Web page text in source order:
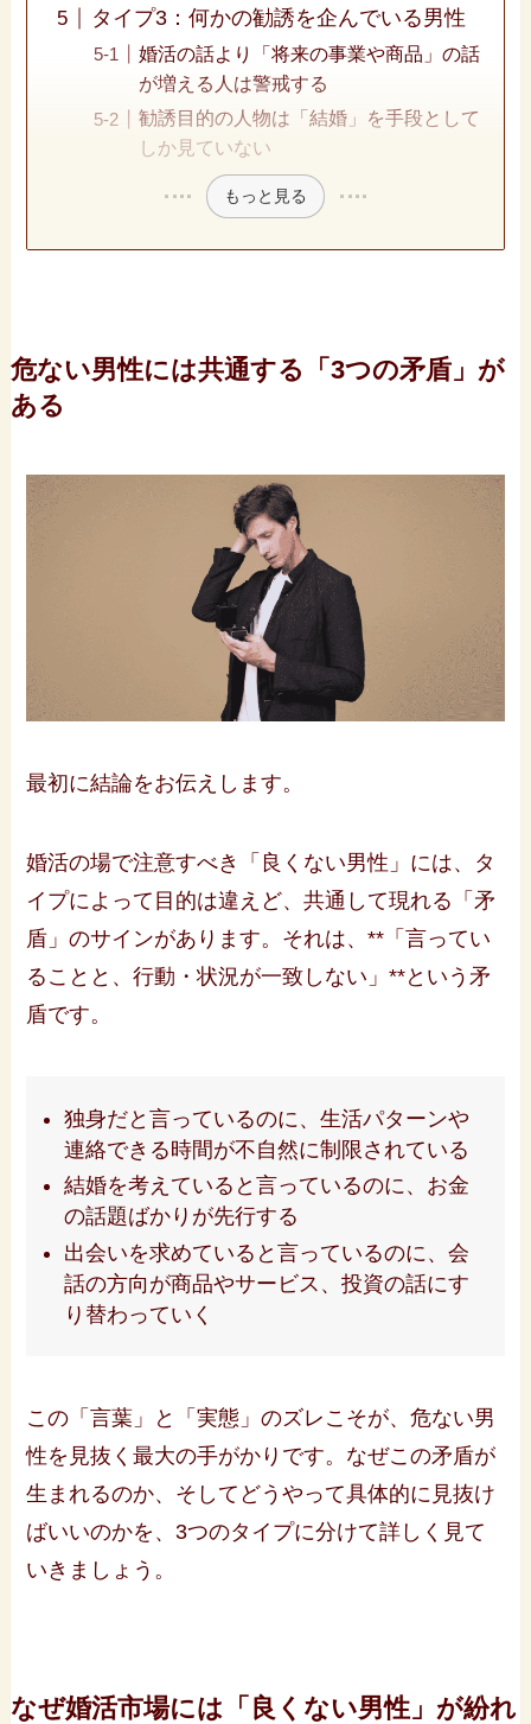
タイプ3：何かの勧誘を企んでいる男性
婚活の話より「将来の事業や商品」の話
が増える人は警戒する
勧誘目的の人物は「結婚」を手段として
しか見ていない
もっと見る
危ない男性には共通する「3つの矛盾」が
ある
最初に結論をお伝えします。
婚活の場で注意すべき「良くない男性」には、タ
イプによって目的は違えど、共通して現れる「矛
盾」のサインがあります。それは、**「言ってい
ることと、行動・状況が一致しない」**という矛
盾です。
独身だと言っているのに、生活パターンや
連絡できる時間が不自然に制限されている
結婚を考えていると言っているのに、お金
の話題ばかりが先行する
出会いを求めていると言っているのに、会
話の方向が商品やサービス、投資の話にす
り替わっていく
この「言葉」と「実態」のズレこそが、危ない男
性を見抜く最大の手がかりです。なぜこの矛盾が
生まれるのか、そしてどうやって具体的に見抜け
ばいいのかを、3つのタイプに分けて詳しく見て
いきましょう。
なぜ婚活市場には「良くない男性」が紛れ